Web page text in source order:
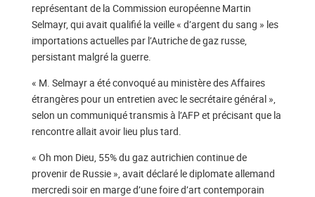
représentant de la Commission européenne Martin
Selmayr, qui avait qualifié la veille « d’argent du sang » les
importations actuelles par l’Autriche de gaz russe,
persistant malgré la guerre.
« M. Selmayr a été convoqué au ministère des Affaires
étrangères pour un entretien avec le secrétaire général »,
selon un communiqué transmis à l’AFP et précisant que la
rencontre allait avoir lieu plus tard.
« Oh mon Dieu, 55% du gaz autrichien continue de
provenir de Russie », avait déclaré le diplomate allemand
mercredi soir en marge d’une foire d’art contemporain